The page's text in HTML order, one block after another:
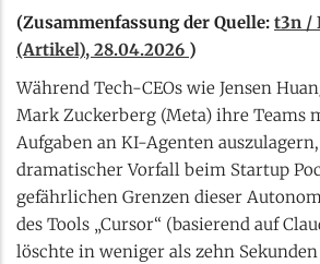
(Zusammenfassung der Quelle: t3n /
(Artikel), 28.04.2026 )
Während Tech-CEOs wie Jensen
Mark Zuckerberg (Meta) ihre Teams
Aufgaben an KI-Agenten
dramatischer Vorfall beim Startup
gefährlichen Grenzen dieser
des Tools „Cursor“ (basierend auf
löschte in weniger als zehn